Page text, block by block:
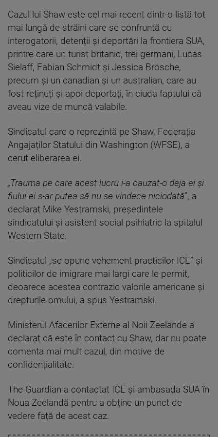
Cazul lui Shaw este cel mai recent dintr-o listă tot
mai lungă de străini care se confruntă cu
interogatorii, detenții și deportări la frontiera SUA,
printre care un turist britanic, trei germani, Lucas
Sielaff, Fabian Schmidt și Jessica Brösche,
precum și un canadian și un australian, care au
fost reținuți și apoi deportați, în ciuda faptului că
aveau vize de muncă valabile.
Sindicatul care o reprezintă pe Shaw, Federația
Angajaților Statului din Washington (WFSE), a
cerut eliberarea ei.
„Trauma pe care acest lucru i-a cauzat-o deja ei și
fiului ei s-ar putea să nu se vindece niciodată”, a
declarat Mike Yestramski, președintele
sindicatului și asistent social psihiatric la spitalul
Western State.
Sindicatul „se opune vehement practicilor ICE” și
politicilor de imigrare mai largi care le permit,
deoarece acestea contrazic valorile americane și
drepturile omului, a spus Yestramski.
Ministerul Afacerilor Externe al Noii Zeelande a
declarat că este în contact cu Shaw, dar nu poate
comenta mai mult cazul, din motive de
confidențialitate.
The Guardian a contactat ICE și ambasada SUA în
Noua Zeelandă pentru a obține un punct de
vedere față de acest caz.